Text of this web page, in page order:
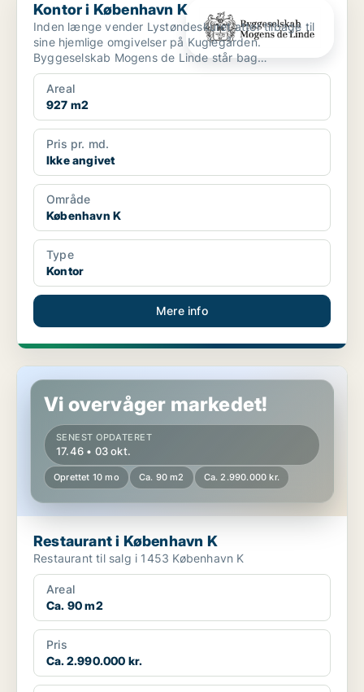
Kontor i København K
Inden længe vender Lystøndeskuret atter tilbage til
sine hjemlige omgivelser på Kuglegården.
Byggeselskab Mogens de Linde står bag
genopførelsen af det bemær...
Areal
927 m2
Pris pr. md.
Ikke angivet
Område
København K
Type
Kontor
Mere info
Restaurant i København K
Vi overvåger markedet!
SENEST OPDATERET
17.46 • 03 okt.
Oprettet 10 mo Ca. 90 m2 Ca. 2.990.000 kr.
Restaurant i København K
Restaurant til salg i 1453 København K
Areal
Ca. 90 m2
Pris
Ca. 2.990.000 kr.